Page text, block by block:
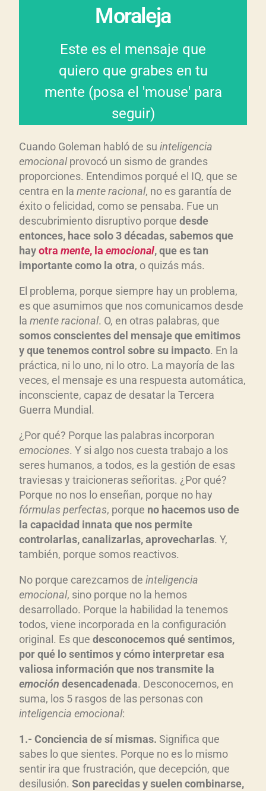
Moraleja
Este es el mensaje que
quiero que grabes en tu
mente (posa el 'mouse' para
seguir)
Solo a través de la adecuada
gestión de las emociones
estamos en capacidad de
comunicarnos de manera
asertiva y efectiva con otros.
¿Lo mejor? Todos poseemos
Cuando Goleman habló de su inteligencia
emocionalprovocó un sismo de grandes
proporciones. Entendimos porqué el IQ, que se
centra en la mente racional, no es garantía de
éxito o felicidad, como se pensaba. Fue un
descubrimiento disruptivo porque desde
entonces, hace solo 3 décadas, sabemos que
hayotra mente, la emocional, que es tan
importante como la otra, o quizás más.
El problema, porque siempre hay un problema,
es que asumimos que nos comunicamos desde
la mente racional. O, en otras palabras, que
somos conscientes del mensaje que emitimos
y que tenemos control sobre su impacto. En la
práctica, ni lo uno, ni lo otro. La mayoría de las
veces, el mensaje es una respuesta automática,
inconsciente, capaz de desatar la Tercera
Guerra Mundial.
¿Por qué? Porque las palabras incorporan
emociones. Y si algo nos cuesta trabajo a los
seres humanos, a todos, es la gestión de esas
traviesas y traicioneras señoritas. ¿Por qué?
Porque no nos lo enseñan, porque no hay
fórmulas perfectas, porque no hacemos uso de
la capacidad innata que nos permite
controlarlas, canalizarlas, aprovecharlas. Y,
también, porque somos reactivos.
No porque carezcamos de inteligencia
emocional, sino porque no la hemos
desarrollado. Porque la habilidad la tenemos
todos, viene incorporada en la configuración
original. Es que desconocemos qué sentimos,
por qué lo sentimos y cómo interpretar esa
valiosa información que nos transmite la
emoción desencadenada. Desconocemos, en
suma, los 5 rasgos de las personas con
inteligencia emocional:
1.- Conciencia de sí mismas. Significa que
sabes lo que sientes. Porque no es lo mismo
sentir ira que frustración, que decepción, que
desilusión. Son parecidas y suelen combinarse,